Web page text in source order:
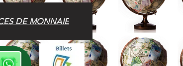
DE MONNAIE